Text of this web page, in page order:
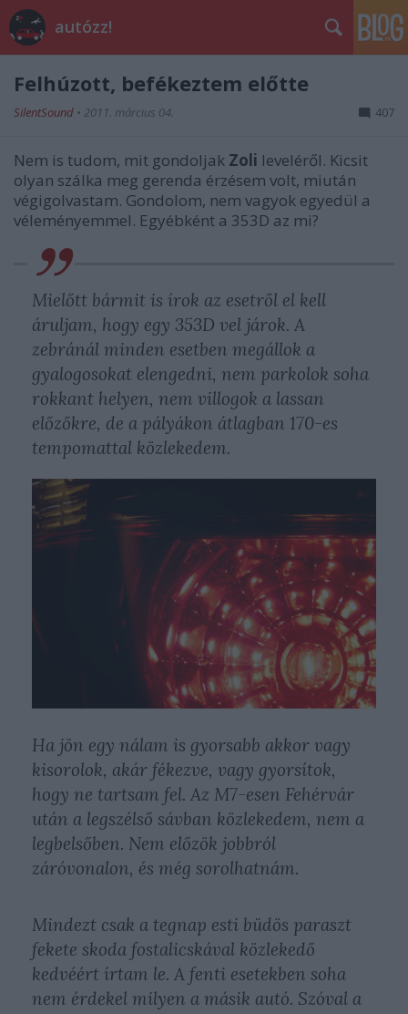
autózz!
Felhúzott, befékeztem előtte
SilentSound • 2011. március 04. 407
Nem is tudom, mit gondoljak Zoli leveléről. Kicsit
olyan szálka meg gerenda érzésem volt, miután
végigolvastam. Gondolom, nem vagyok egyedül a
véleményemmel. Egyébként a 353D az mi?
Mielőtt bármit is írok az esetről el kell
áruljam, hogy egy 353D vel járok. A
zebránál minden esetben megállok a
gyalogosokat elengedni, nem parkolok soha
rokkant helyen, nem villogok a lassan
előzőkre, de a pályákon átlagban 170-es
tempomattal közlekedem.
Ha jön egy nálam is gyorsabb akkor vagy
kisorolok, akár fékezve, vagy gyorsítok,
hogy ne tartsam fel. Az M7-esen Fehérvár
után a legszélső sávban közlekedem, nem a
legbelsőben. Nem előzök jobbról
záróvonalon, és még sorolhatnám.
Mindezt csak a tegnap esti büdös paraszt
fekete skoda fostalicskával közlekedő
kedvéért írtam le. A fenti esetekben soha
nem érdekel milyen a másik autó. Szóval a